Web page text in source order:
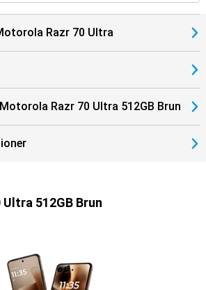
Razr 70 Ultra
Razr 70 Ultra 512GB Brun
512GB Brun